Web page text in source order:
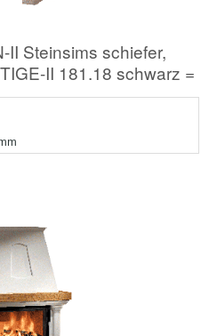
II Steinsims schiefer,
II 181.18 schwarz =